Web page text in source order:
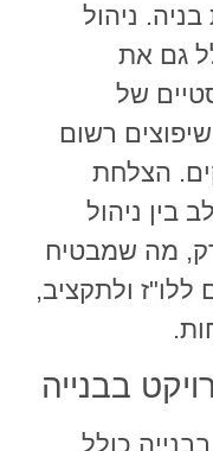
ניהול
גם את
של
רשום
הצלחת
בין ניהול
מה שמבטיח
ולתקציב,
בבנייה
כולל